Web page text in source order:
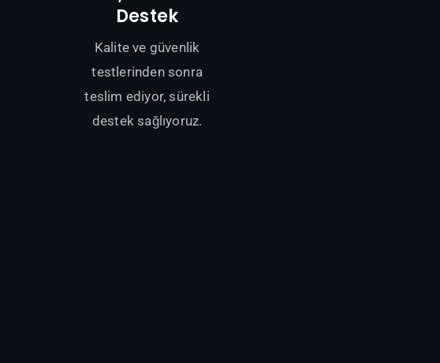
Destek
Kalite ve güvenlik
testlerinden sonra
teslim ediyor, sürekli
destek sağlıyoruz.